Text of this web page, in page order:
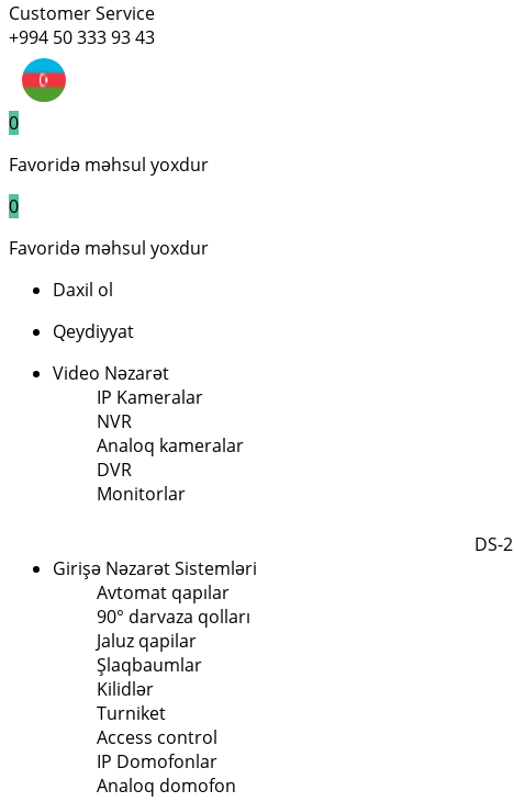
Customer Service
+994 50 333 93 43
0
Favoridə məhsul yoxdur
0
Favoridə məhsul yoxdur
Daxil ol
Qeydiyyat
Video Nəzarət
IP Kameralar
NVR
Analoq kameralar
DVR
Monitorlar
DS-
Girişə Nəzarət Sistemləri
Avtomat qapılar
90° darvaza qolları
Jaluz qapilar
Şlaqbaumlar
Kilidlər
Turniket
Access control
IP Domofonlar
Analoq domofon